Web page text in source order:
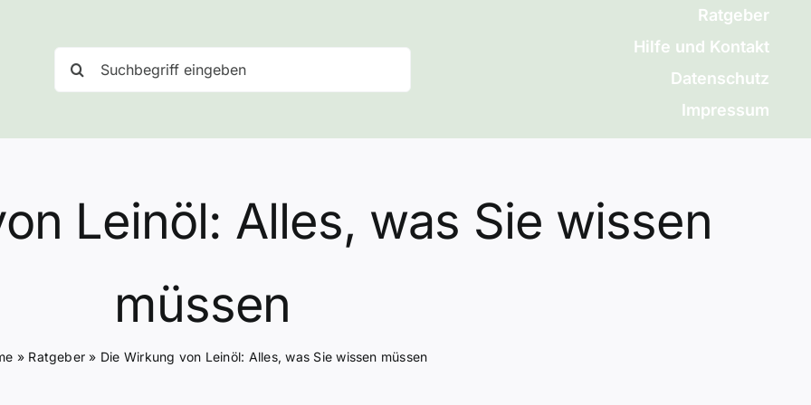
nach:
Ratgeber
Hilfe und Kontakt
Datenschutz
Impressum
Leinöl: Alles, was Sie wissen
müssen
» Ratgeber » Die Wirkung von Leinöl: Alles, was Sie wissen müssen